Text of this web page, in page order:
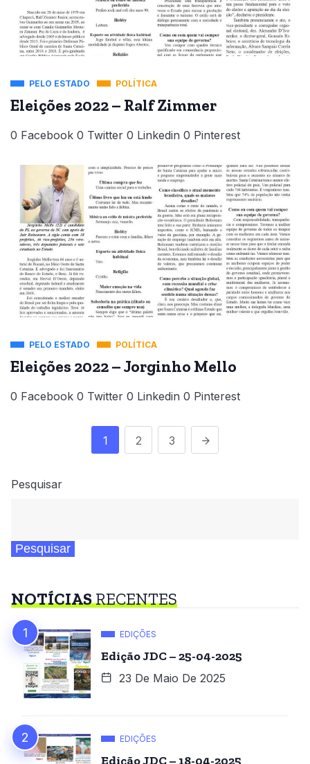
PELO ESTADO POLÍTICA
Eleições 2022 – Ralf Zimmer
0 Facebook 0 Twitter 0 Linkedin 0 Pinterest
PELO ESTADO POLÍTICA
Eleições 2022 – Jorginho Mello
0 Facebook 0 Twitter 0 Linkedin 0 Pinterest
1 2 3
Pesquisar
Pesquisar
NOTÍCIASRECENTES
EDIÇÕES
Edição JDC – 25-04-2025
23 De Maio De 2025
EDIÇÕES
Edição JDC – 18-04-2025